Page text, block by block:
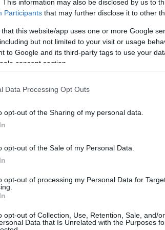
This information may also be disclosed by us to
Participants that may further disclose it to other
that this website/app uses one or more Google
but not limited to your visit or usage
to Google and its third-party tags to use your
consent section.
Data Processing Opt Outs
opt-out of the Sharing of my personal data.
opt-out of the Sale of my Personal Data.
opt-out of processing my Personal Data for
opt-out of Collection, Use, Retention, Sale, and/
Data that Is Unrelated with the Purposes
μάχη στο Ντονμπάς.